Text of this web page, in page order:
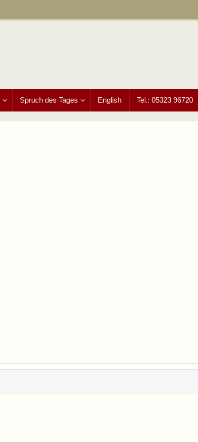
Spruch des Tages English Tel.: 05323 96720